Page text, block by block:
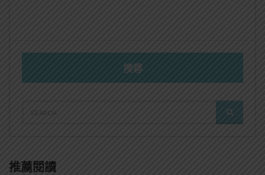
搜尋
FOR:
SEARCH
推薦閱讀